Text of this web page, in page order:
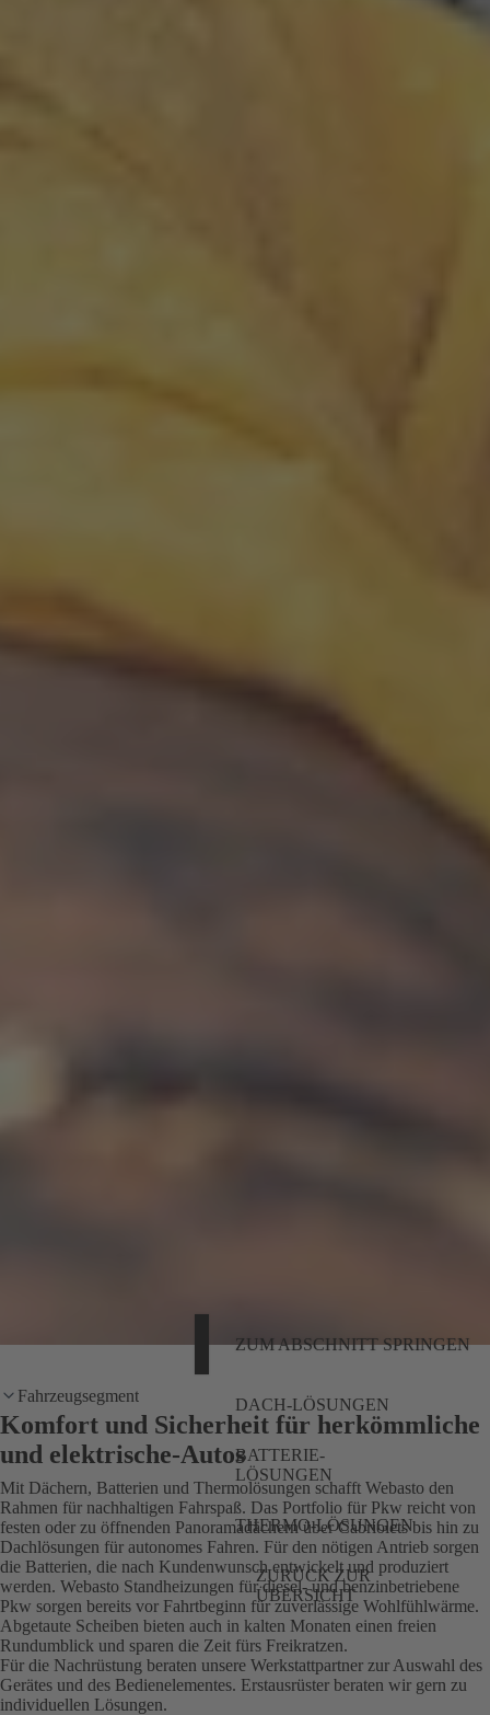
ZUM ABSCHNITT SPRINGEN
DACH-LÖSUNGEN
BATTERIE-
LÖSUNGEN
THERMO-LÖSUNGEN
ZURÜCK ZUR
ÜBERSICHT
Fahrzeugsegment
Komfort und Sicherheit für herkömmliche
und elektrische-Autos
Mit Dächern, Batterien und Thermolösungen schafft Webasto den
Rahmen für nachhaltigen Fahrspaß. Das Portfolio für Pkw reicht von
festen oder zu öffnenden Panoramadächern über Cabriolets bis hin zu
Dachlösungen für autonomes Fahren. Für den nötigen Antrieb sorgen
die Batterien, die nach Kundenwunsch entwickelt und produziert
werden. Webasto Standheizungen für diesel- und benzinbetriebene
Pkw sorgen bereits vor Fahrtbeginn für zuverlässige Wohlfühlwärme.
Abgetaute Scheiben bieten auch in kalten Monaten einen freien
Rundumblick und sparen die Zeit fürs Freikratzen.
Für die Nachrüstung beraten unsere Werkstattpartner zur Auswahl des
Gerätes und des Bedienelementes. Erstausrüster beraten wir gern zu
individuellen Lösungen.